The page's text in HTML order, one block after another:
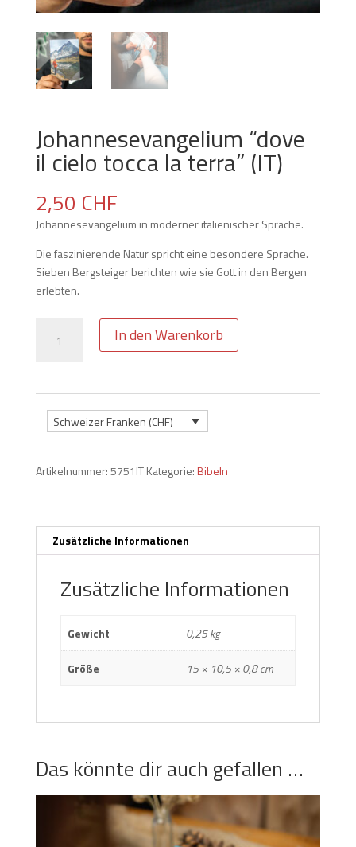
Johannesevangelium “dove
il cielo tocca la terra” (IT)
2,50 CHF
Johannesevangelium in moderner italienischer Sprache.
Die faszinierende Natur spricht eine besondere Sprache.
Sieben Bergsteiger berichten wie sie Gott in den Bergen
erlebten.
Johannesevangelium
"dove
tocca
terra"
Menge
In den Warenkorb
Schweizer Franken (CHF)
Artikelnummer:5751IT Kategorie:Bibeln
Zusätzliche Informationen
Zusätzliche Informationen
Gewicht 0,25 kg
Größe 15 × 10,5 × 0,8 cm
Das könnte dir auch gefallen …